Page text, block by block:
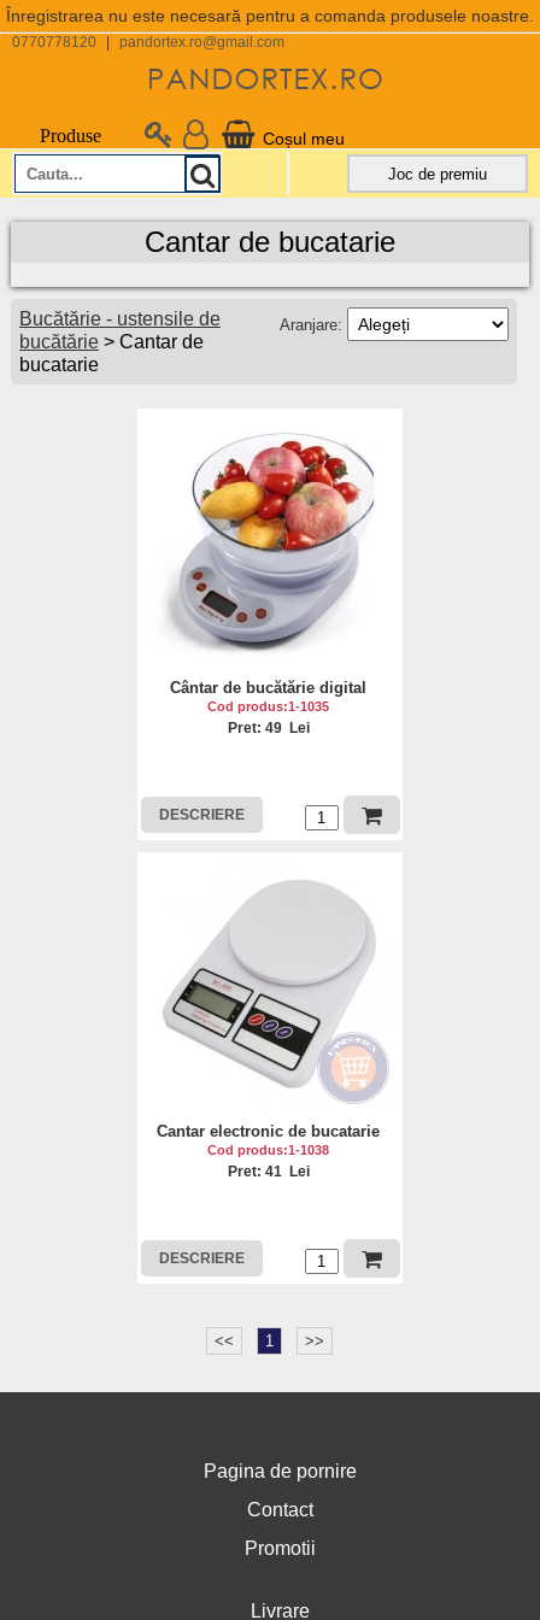
Înregistrarea nu este necesară pentru a comanda produsele noastre.
0770778120 pandortex.ro@gmail.com
Produse Coșul meu
Joc de premiu
Cantar de bucatarie
Aranjare:
Bucătărie - ustensile de
bucătărie> Cantar de
bucatarie
Cântar de bucătărie digital
Cod produs:1-1035
Pret: 49 Lei
DESCRIERE
Cantar electronic de bucatarie
Cod produs:1-1038
Pret: 41 Lei
DESCRIERE
<< 1 >>
Pagina de pornire
Contact
Promotii
Livrare